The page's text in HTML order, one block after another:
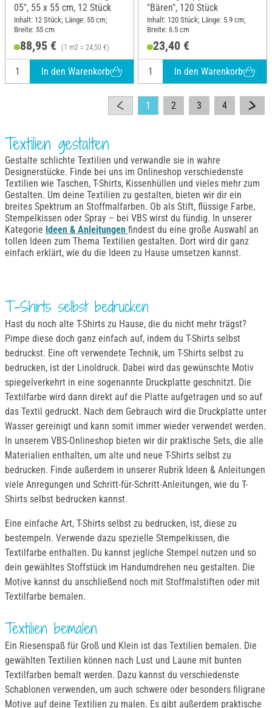
05", 55 x 55 cm, 12 Stück
Inhalt: 12 Stück; Länge: 55 cm;
Breite: 55 cm
88,95 € (1 m2 = 24,50 €)
In den Warenkorb
"Bären", 120 Stück
Inhalt: 120 Stück; Länge: 5.9 cm;
Breite: 6.5 cm
23,40 €
In den Warenkorb
1 2 3 4
Textilien gestalten
Gestalte schlichte Textilien und verwandle sie in wahre
Designerstücke. Finde bei uns im Onlineshop verschiedenste
Textilien wie Taschen, T-Shirts, Kissenhüllen und vieles mehr zum
Gestalten. Um deine Textilien zu gestalten, bieten wir dir ein
breites Spektrum an Stoffmalfarben. Ob als Stift, flüssige Farbe,
Stempelkissen oder Spray – bei VBS wirst du fündig. In unserer
Kategorie Ideen & Anleitungen findest du eine große Auswahl an
tollen Ideen zum Thema Textilien gestalten. Dort wird dir ganz
einfach erklärt, wie du die Ideen zu Hause umsetzen kannst.
T-Shirts selbst bedrucken
Hast du noch alte T-Shirts zu Hause, die du nicht mehr trägst?
Pimpe diese doch ganz einfach auf, indem du T-Shirts selbst
bedruckst. Eine oft verwendete Technik, um T-Shirts selbst zu
bedrucken, ist der Linoldruck. Dabei wird das gewünschte Motiv
spiegelverkehrt in eine sogenannte Druckplatte geschnitzt. Die
Textilfarbe wird dann direkt auf die Platte aufgetragen und so auf
das Textil gedruckt. Nach dem Gebrauch wird die Druckplatte unter
Wasser gereinigt und kann somit immer wieder verwendet werden.
In unserem VBS-Onlineshop bieten wir dir praktische Sets, die alle
Materialien enthalten, um alte und neue T-Shirts selbst zu
bedrucken. Finde außerdem in unserer Rubrik Ideen & Anleitungen
viele Anregungen und Schritt-für-Schritt-Anleitungen, wie du T-
Shirts selbst bedrucken kannst.
Eine einfache Art, T-Shirts selbst zu bedrucken, ist, diese zu
bestempeln. Verwende dazu spezielle Stempelkissen, die
Textilfarbe enthalten. Du kannst jegliche Stempel nutzen und so
dein gewähltes Stoffstück im Handumdrehen neu gestalten. Die
Motive kannst du anschließend noch mit Stoffmalstiften oder mit
Textilfarbe bemalen.
Textilien bemalen
Ein Riesenspaß für Groß und Klein ist das Textilien bemalen. Die
gewählten Textilien können nach Lust und Laune mit bunten
Textilfarben bemalt werden. Dazu kannst du verschiedenste
Schablonen verwenden, um auch schwere oder besonders filigrane
Motive auf deine Textilien zu malen. Es gibt außerdem praktische